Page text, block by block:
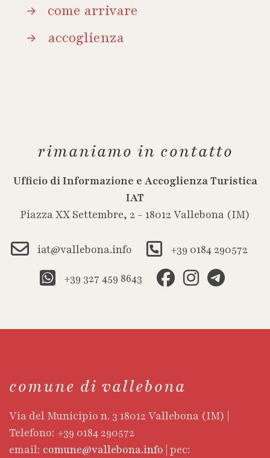
come arrivare
accoglienza
rimaniamo in contatto
Ufficio di Informazione e Accoglienza Turistica
IAT
Piazza XX Settembre, 2 - 18012 Vallebona (IM)
iat@vallebona.info
+39 0184 290572
+39 327 459 8643
comune di vallebona
Via del Municipio n. 3 18012 Vallebona (IM) |
Telefono: +39 0184 290572
email: comune@vallebona.info | pec: